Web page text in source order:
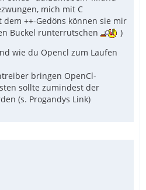
mich mit C
++-Gedöns können sie mir
Buckel runterrutschen
)
wie du Opencl zum Laufen
bringen OpenCl-
sollte zumindest der
(s. Progandys Link)